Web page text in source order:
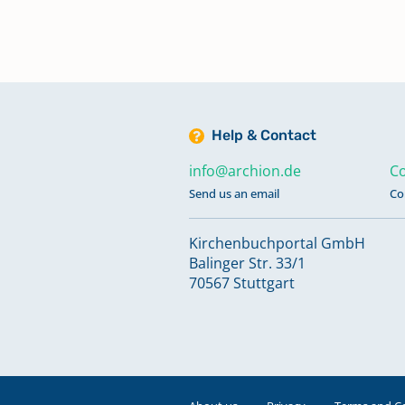
Taufen; Trauungen;
Taufen; Trauungen; Bestattungen
1707-1769
Taufen; Trauungen; Bestattungen
1770-1804
Help & Contact
info@archion.de
Send us an email
Kirchenbuchportal GmbH
Balinger Str. 33/1
70567 Stuttgart